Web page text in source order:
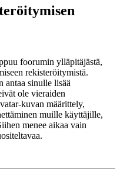
foorumin ylläpitäjästä,
rekisteröitymistä.
sinulle lisää
ole vieraiden
kuvan määrittely,
muille käyttäjille,
menee aikaa vain